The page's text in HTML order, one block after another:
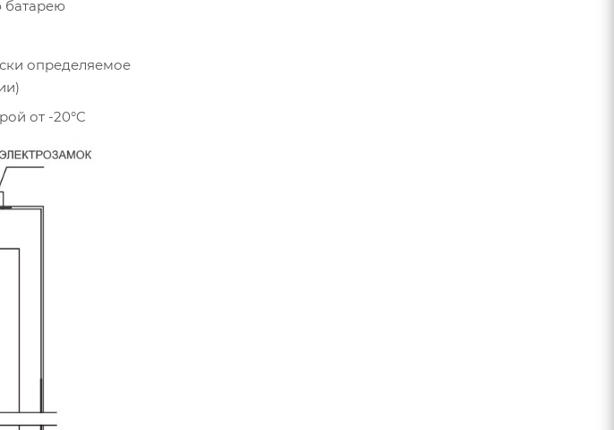
батарею
определяемое
от -20°C